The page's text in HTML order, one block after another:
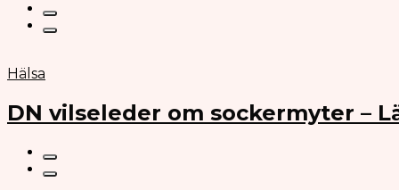
Hälsa
DN vilseleder om sockermyter –